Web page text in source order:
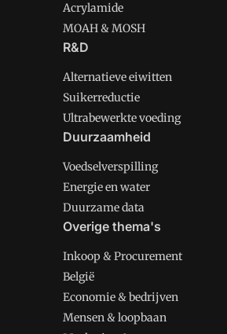
Acrylamide
MOAH & MOSH
R&D
Alternatieve eiwitten
Suikerreductie
Ultrabewerkte voeding
Duurzaamheid
Voedselverspilling
Energie en water
Duurzame data
Overige thema's
Inkoop & Procurement
België
Economie & bedrijven
Mensen & loopbaan